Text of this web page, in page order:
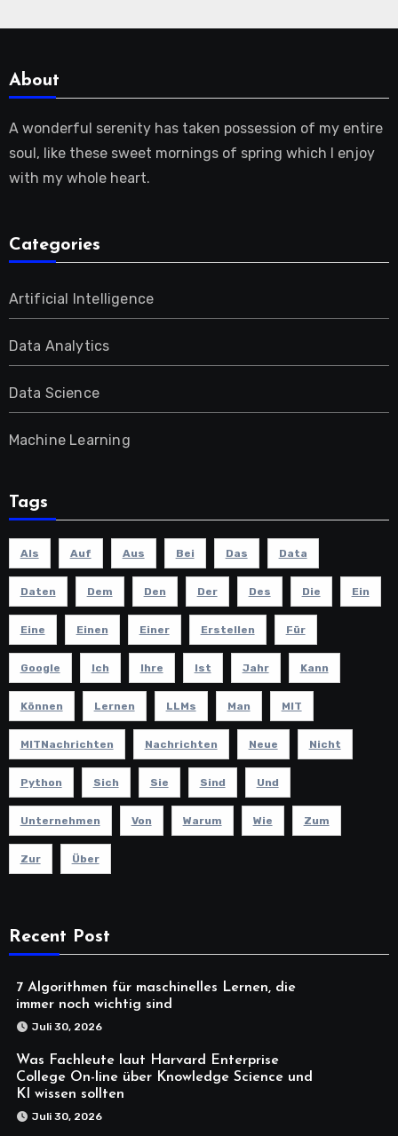
About
A wonderful serenity has taken possession of my entire
soul, like these sweet mornings of spring which I enjoy
with my whole heart.
Categories
Artificial Intelligence
Data Analytics
Data Science
Machine Learning
Tags
Als Auf Aus Bei Das Data
Daten Dem Den Der Des Die Ein
Eine Einen Einer Erstellen Für
Google Ich Ihre Ist Jahr Kann
Können Lernen LLMs Man MIT
MITNachrichten Nachrichten Neue Nicht
Python Sich Sie Sind Und
Unternehmen Von Warum Wie Zum
Zur Über
Recent Post
7 Algorithmen für maschinelles Lernen, die
immer noch wichtig sind
Juli 30, 2026
Was Fachleute laut Harvard Enterprise
College On-line über Knowledge Science und
KI wissen sollten
Juli 30, 2026